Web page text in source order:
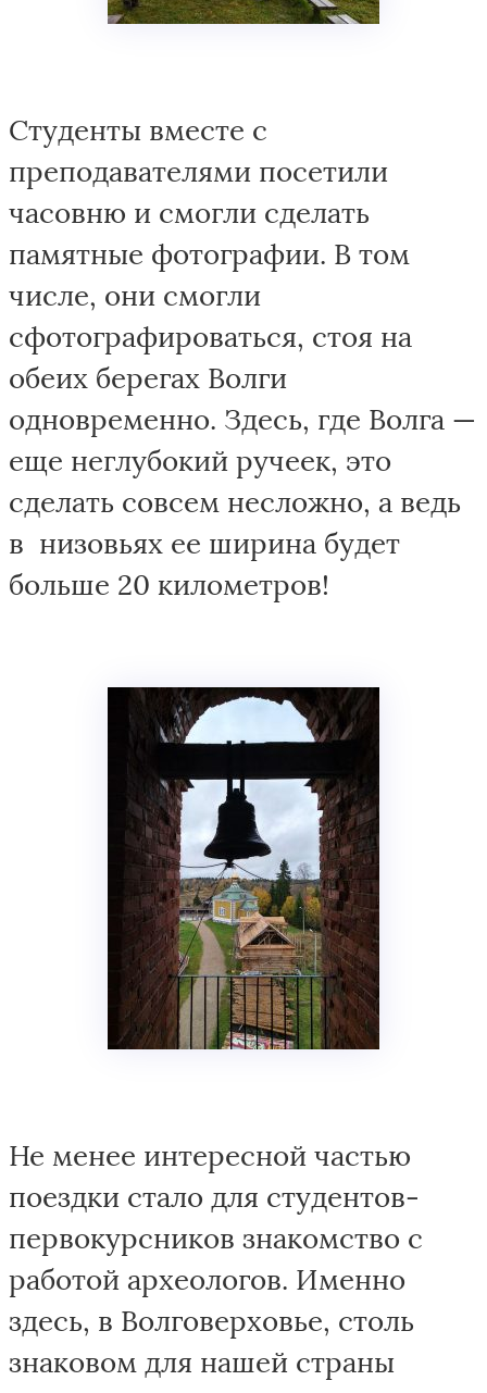
Студенты вместе с
преподавателями посетили
часовню и смогли сделать
памятные фотографии. В том
числе, они смогли
сфотографироваться, стоя на
обеих берегах Волги
одновременно. Здесь, где Волга —
еще неглубокий ручеек, это
сделать совсем несложно, а ведь
в низовьях ее ширина будет
больше 20 километров!
Не менее интересной частью
поездки стало для студентов-
первокурсников знакомство с
работой археологов. Именно
здесь, в Волговерховье, столь
знаковом для нашей страны